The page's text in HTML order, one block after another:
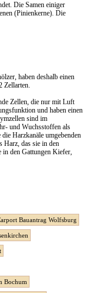
Die Samen einiger
(Pinienkerne). Die
haben deshalb einen
Zellarten.
Zellen, die nur mit Luft
und haben einen
sind im
und Wuchsstoffen als
Harzkanäle umgebenden
Harz, das sie in den
in den Gattungen Kiefer,
Bauantrag Wolfsburg
Bochum